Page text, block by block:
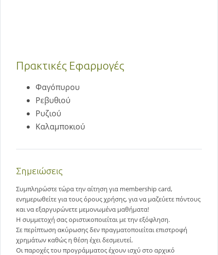
Πρακτικές Εφαρμογές
Φαγόπυρου
Ρεβυθιού
Ρυζιού
Καλαμποκιού
Σημειώσεις
Συμπληρώστε τώρα την αίτηση για membership card,
ενημερωθείτε για τους όρους χρήσης, για να μαζεύετε πόντους
και να εξαργυρώνετε μεμονωμένα μαθήματα!
Η συμμετοχή σας οριστικοποιείται με την εξόφληση.
Σε περίπτωση ακύρωσης δεν πραγματοποιείται επιστροφή
χρημάτων καθώς η θέση έχει δεσμευτεί.
Οι παροχές του προγράμματος έχουν ισχύ στο αρχικό